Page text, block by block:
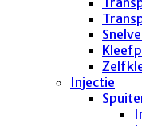
Injectie